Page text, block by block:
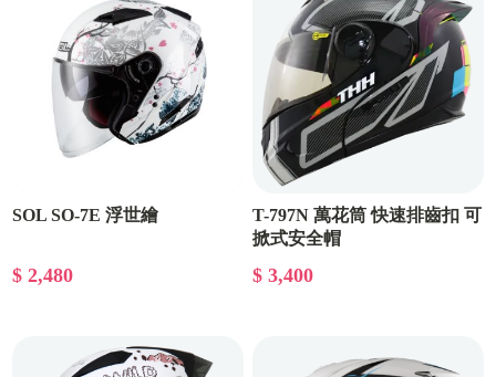
SOL SO-7E 浮世繪
$ 2,480
T-797N 萬花筒 快速排齒扣 可
掀式安全帽
$ 3,400